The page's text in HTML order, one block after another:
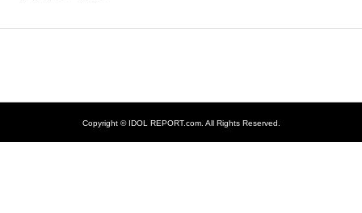
Copyright ©IDOL REPORT.com. All Rights Reserved.